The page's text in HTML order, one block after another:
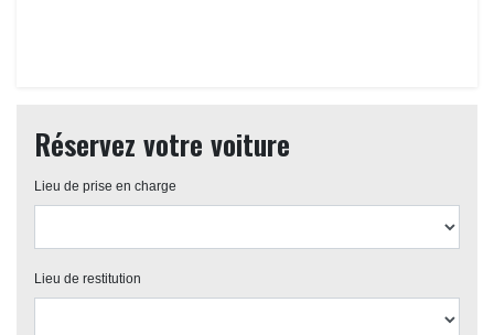
Réservez votre voiture
Lieu de prise en charge
Lieu de restitution